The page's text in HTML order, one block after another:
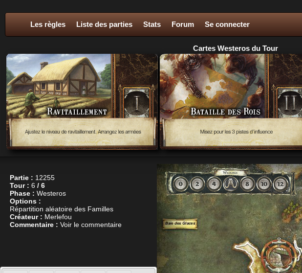
Les règles Liste des parties Stats Forum Se connecter
Cartes Westeros du Tour
Partie : 12255
Tour : 6 / 6
Phase : Westeros
Options :
Répartition aléatoire des Familles
Créateur : Merlefou
Commentaire : Voir le commentaire